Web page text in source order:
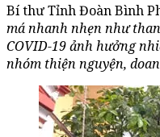
Bí thư Tỉnh Đoàn Bình
mánhanh nhẹn như
COVID-19 ảnh hưởng
nhóm thiện nguyện,